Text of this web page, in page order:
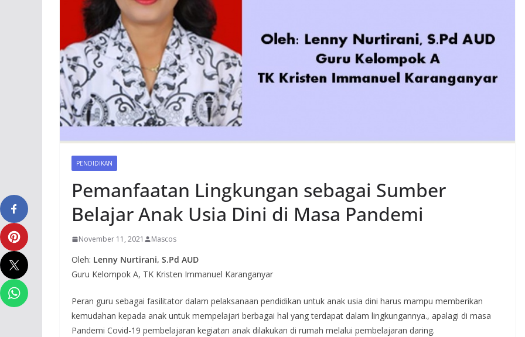
PENDIDIKAN
Pemanfaatan Lingkungan sebagai Sumber
Belajar Anak Usia Dini di Masa Pandemi
November 11, 2021 Mascos
Oleh: Lenny Nurtirani, S.Pd AUD
Guru Kelompok A, TK Kristen Immanuel Karanganyar
Peran guru sebagai fasilitator dalam pelaksanaan pendidikan untuk anak usia dini harus mampu memberikan
kemudahan kepada anak untuk mempelajari berbagai hal yang terdapat dalam lingkungannya., apalagi di masa
Pandemi Covid-19 pembelajaran kegiatan anak dilakukan di rumah melalui pembelajaran daring.